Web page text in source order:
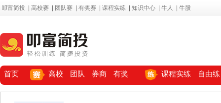
叩富简投 高校赛 团队赛 有奖赛 课程实练 知识中心 牛人 牛股
首页 高校 团队 券商 有奖 课程实练 自由练